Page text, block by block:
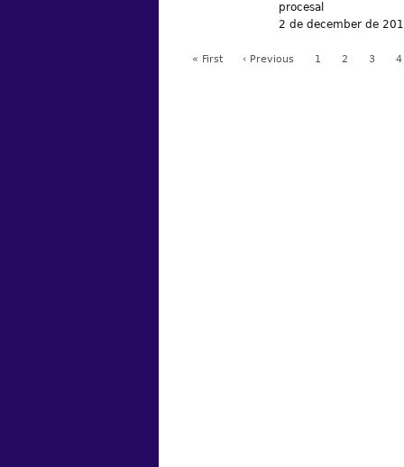
procesal
2 de december de
« First ‹ Previous 1 2 3 4